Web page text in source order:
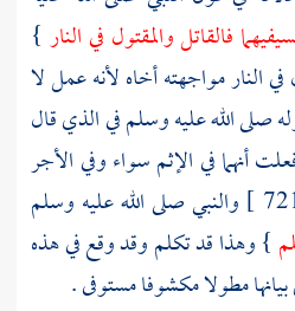
فالقاتل والمقتول في النار }
النار مواجهته أخاه لأنه عمل لا
صلى الله عليه وسلم في الذي قال
أنهما في الإثم سواء وفي الأجر
والنبي صلى الله عليه وسلم
} وهذا قد تكلم وقد وقع في هذه
بيانها مطولا مكشوفا مستوفى .